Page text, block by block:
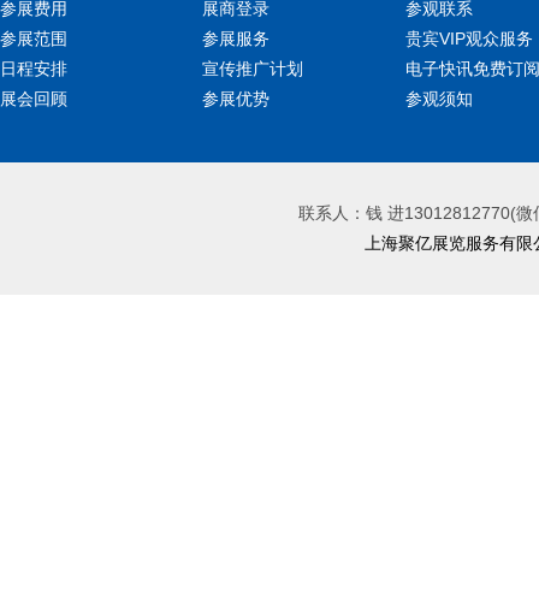
参展费用
参展范围
日程安排
展会回顾
展商登录
参展服务
宣传推广计划
参展优势
参观联系
贵宾VIP观众服务
电子快讯免费订阅
参观须知
联系人：钱 进13012812770(
上海聚亿展览服务有限